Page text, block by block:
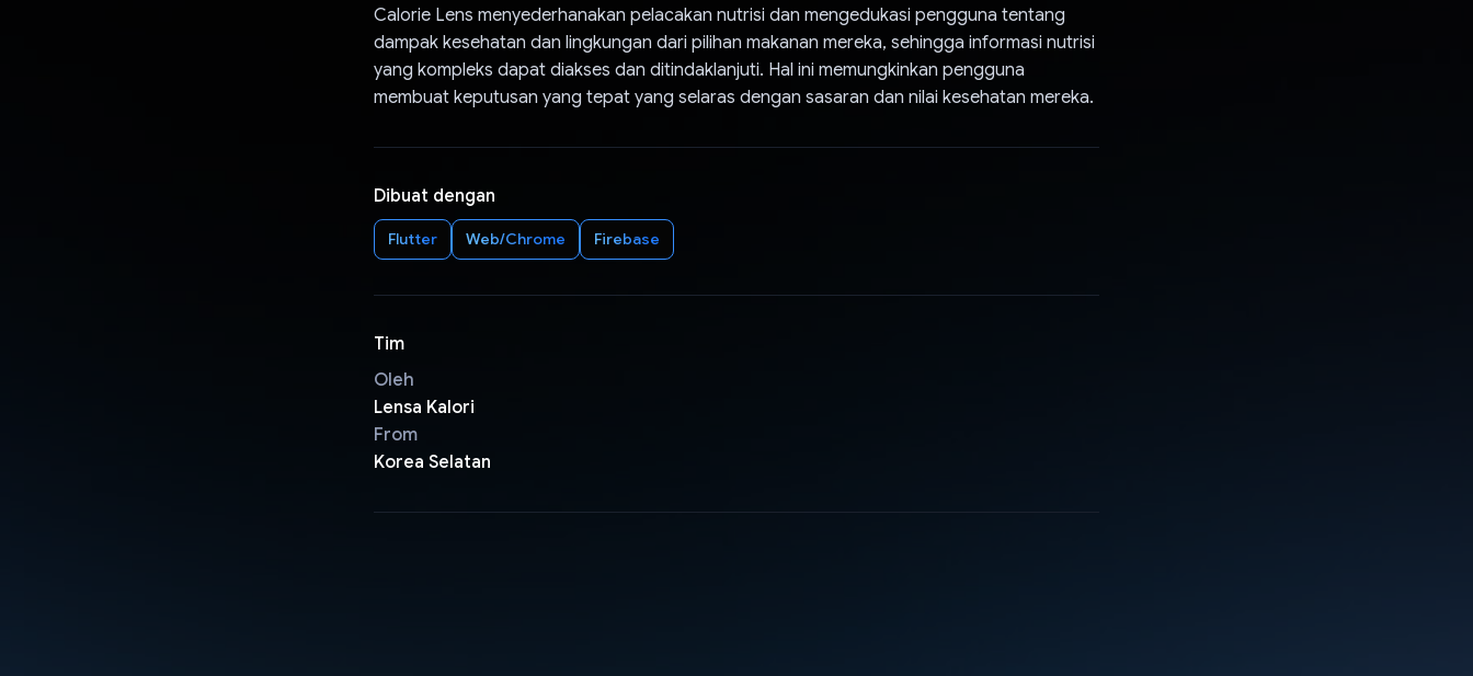
Calorie Lens menyederhanakan pelacakan nutrisi dan mengedukasi pengguna tentang
dampak kesehatan dan lingkungan dari pilihan makanan mereka, sehingga informasi nutrisi
yang kompleks dapat diakses dan ditindaklanjuti. Hal ini memungkinkan pengguna
membuat keputusan yang tepat yang selaras dengan sasaran dan nilai kesehatan mereka.
Dibuat dengan
Flutter Web/Chrome Firebase
Tim
Oleh
Lensa Kalori
From
Korea Selatan